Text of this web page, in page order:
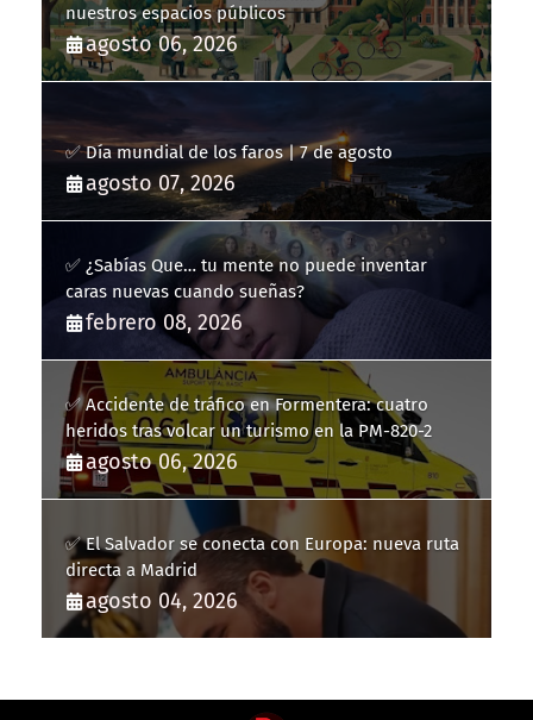
nuestros espacios públicos
agosto 06, 2026
✅ Día mundial de los faros | 7 de agosto
agosto 07, 2026
✅ ¿Sabías Que… tu mente no puede inventar
caras nuevas cuando sueñas?
febrero 08, 2026
✅ Accidente de tráfico en Formentera: cuatro
heridos tras volcar un turismo en la PM-820-2
agosto 06, 2026
✅ El Salvador se conecta con Europa: nueva ruta
directa a Madrid
agosto 04, 2026